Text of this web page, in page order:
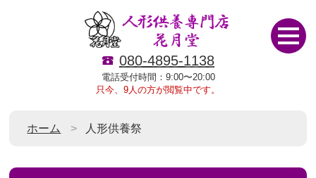
080-4895-1138
電話受付時間：9:00〜20:00
只今、9人の方が閲覧中です。
ホーム 人形供養祭